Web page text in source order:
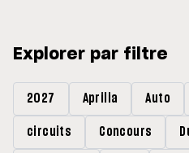
Explorer par filtre
2027 Aprilia Auto
circuits Concours